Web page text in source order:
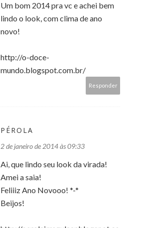
Um bom 2014 pra vc e achei bem
lindo o look, com clima de ano
novo!
http://o-doce-
mundo.blogspot.com.br/
Responder
PÉROLA
2 de janeiro de 2014 às 09:33
Ai, que lindo seu look da virada!
Amei a saia!
Feliiiz Ano Novooo! *-*
Beijos!